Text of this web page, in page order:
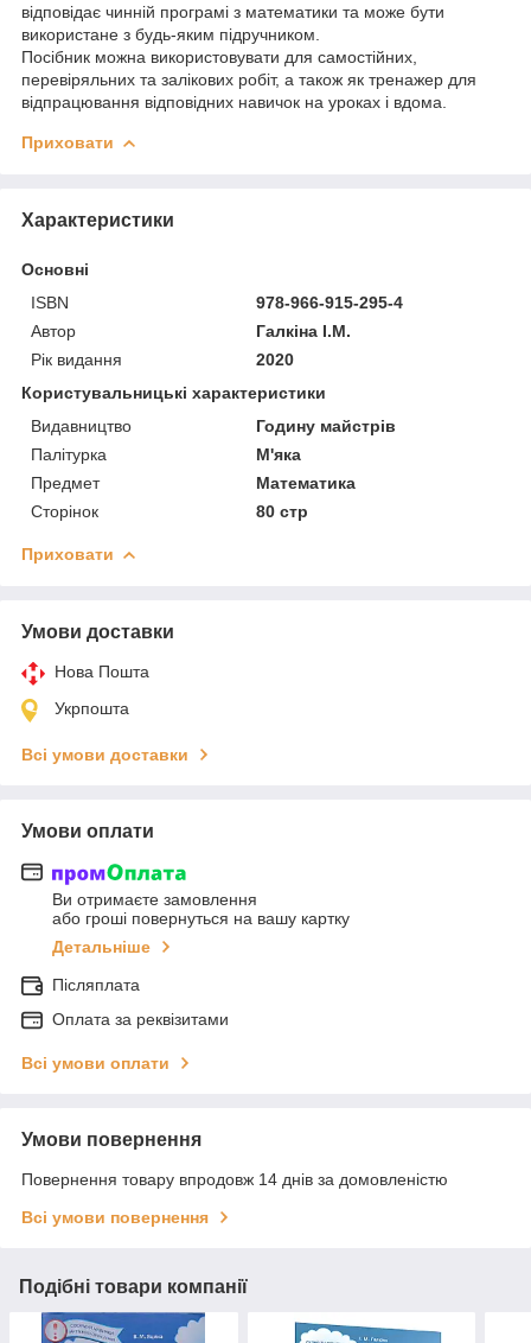
відповідає чинній програмі з математики та може бути
використане з будь-яким підручником.
Посібник можна використовувати для самостійних,
перевіряльних та залікових робіт, а також як тренажер для
відпрацювання відповідних навичок на уроках і вдома.
Приховати
Характеристики
Основні
ISBN
978-966-915-295-4
Автор
Галкіна І.М.
Рік видання
2020
Користувальницькі характеристики
Видавництво
Годину майстрів
Палітурка
М'яка
Предмет
Математика
Сторінок
80 стр
Приховати
Умови доставки
Нова Пошта
Укрпошта
Всі умови доставки
Умови оплати
Ви отримаєте замовлення
або гроші повернуться на вашу картку
Детальніше
Післяплата
Оплата за реквізитами
Всі умови оплати
Умови повернення
Повернення товару впродовж 14 днів за домовленістю
Всі умови повернення
Подібні товари компанії